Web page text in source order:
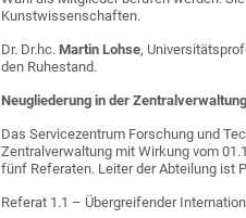
Kunstwissenschaften.
Dr. Dr.hc. Martin Lohse,
den Ruhestand.
Neugliederung in der
Das Servicezentrum Forschung und
Zentralverwaltung mit Wirkung vom
fünf Referaten. Leiter der Abteilung ist
Referat 1.1 – Übergreifender